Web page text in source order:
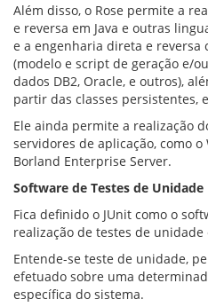
Além disso, o Rose permite a
e reversa em Java e outras
e a engenharia direta e reversa
(modelo e script de geração e/
dados DB2, Oracle, e outros),
partir das classes persistentes,
Ele ainda permite a realização
servidores de aplicação, como o
Borland Enterprise Server.
Software de Testes de Unidade
Fica definido o JUnit como o
realização de testes de unidade
Entende-se teste de unidade,
efetuado sobre uma
específica do sistema.